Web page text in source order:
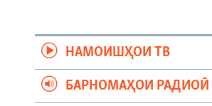
НАМОИШҲОИ ТВ
БАРНОМАҲОИ РАДИОӢ